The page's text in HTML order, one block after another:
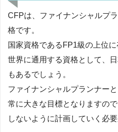
CFPは、ファイナンシャルプ
格です。
国家資格であるFP1級の上位に
世界に通用する資格として、
もあるでしょう。
ファイナンシャルプランナー
常に大きな目標となりますの
しないように計画していく必要